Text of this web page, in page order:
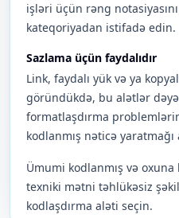
işləri üçün rəng
kateqoriyadan istifadə edin.
Sazlama üçün faydalıdır
Link, faydalı yük və ya
göründükdə, bu alətlər
formatlaşdırma
kodlanmış nəticə yaratmağı
Ümumi kodlanmış və
texniki mətni təhlükəsiz
kodlaşdırma aləti seçin.